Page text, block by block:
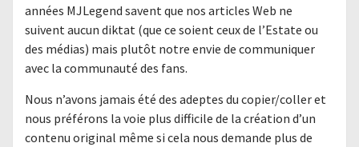
années MJLegend savent que nos articles Web ne
suivent aucun diktat (que ce soient ceux de l’Estate ou
des médias) mais plutôt notre envie de communiquer
avec la communauté des fans.
Nous n’avons jamais été des adeptes du copier/coller et
nous préférons la voie plus difficile de la création d’un
contenu original même si cela nous demande plus de